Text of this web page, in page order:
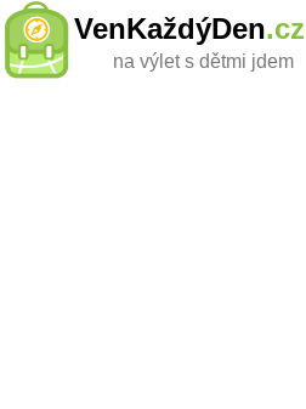
VenKaždýDen.cz
na výlet s dětmi jdem